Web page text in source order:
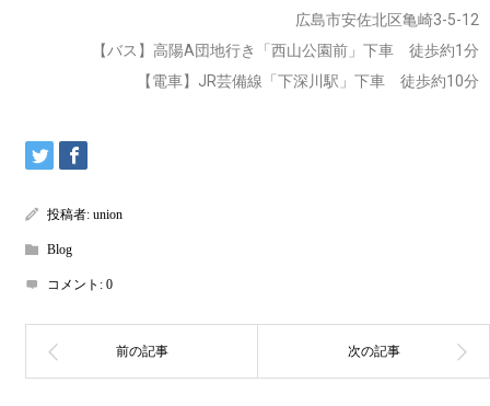
広島市安佐北区亀崎3-5-12
【バス】高陽A団地行き「西山公園前」下車 徒歩約1分
【電車】JR芸備線「下深川駅」下車 徒歩約10分
投稿者:union
Blog
コメント:0